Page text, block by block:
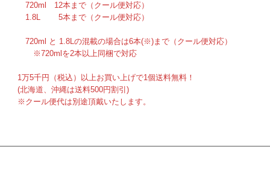
720ml 12本まで（クール便対応）
1.8L 5本まで（クール便対応）
720ml と 1.8Lの混載の場合は6本(※)まで（クール便対応）
※720mlを2本以上同梱で対応
1万5千円（税込）以上お買い上げで1個送料無料！
(北海道、沖縄は送料500円割引)
※クール便代は別途頂戴いたします。